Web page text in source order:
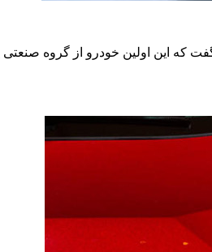
که این اولین خودرو از گروه صنعتی